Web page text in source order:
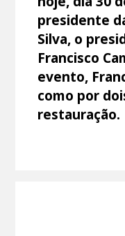
presidente
Silva, o
Francisco
evento,
como por
restauração.